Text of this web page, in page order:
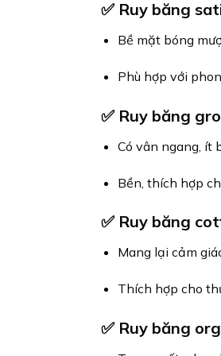
✅ Ruy băng
Bề mặt bóng
Phù hợp với
✅ Ruy băng
Có vân ngang, ít
Bền, thích hợp
✅ Ruy băng
Mang lại cảm
Thích hợp cho
✅ Ruy băng